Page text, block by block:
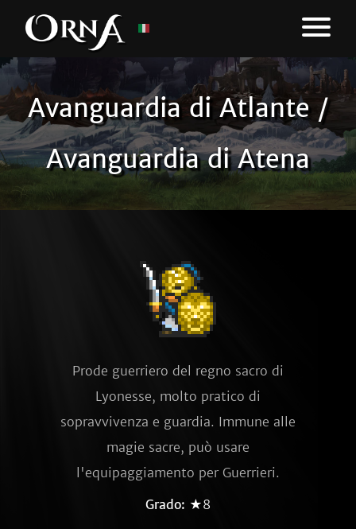
Avanguardia di Atlante /
Avanguardia di Atena
Prode guerriero del regno sacro di
Lyonesse, molto pratico di
sopravvivenza e guardia. Immune alle
magie sacre, può usare
l'equipaggiamento per Guerrieri.
Grado: ★8